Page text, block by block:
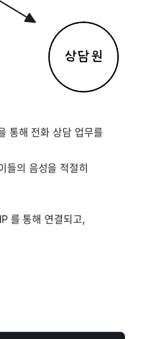
통해 전화 상담 업무를
들의 음성을 적절히
를 통해 연결되고,